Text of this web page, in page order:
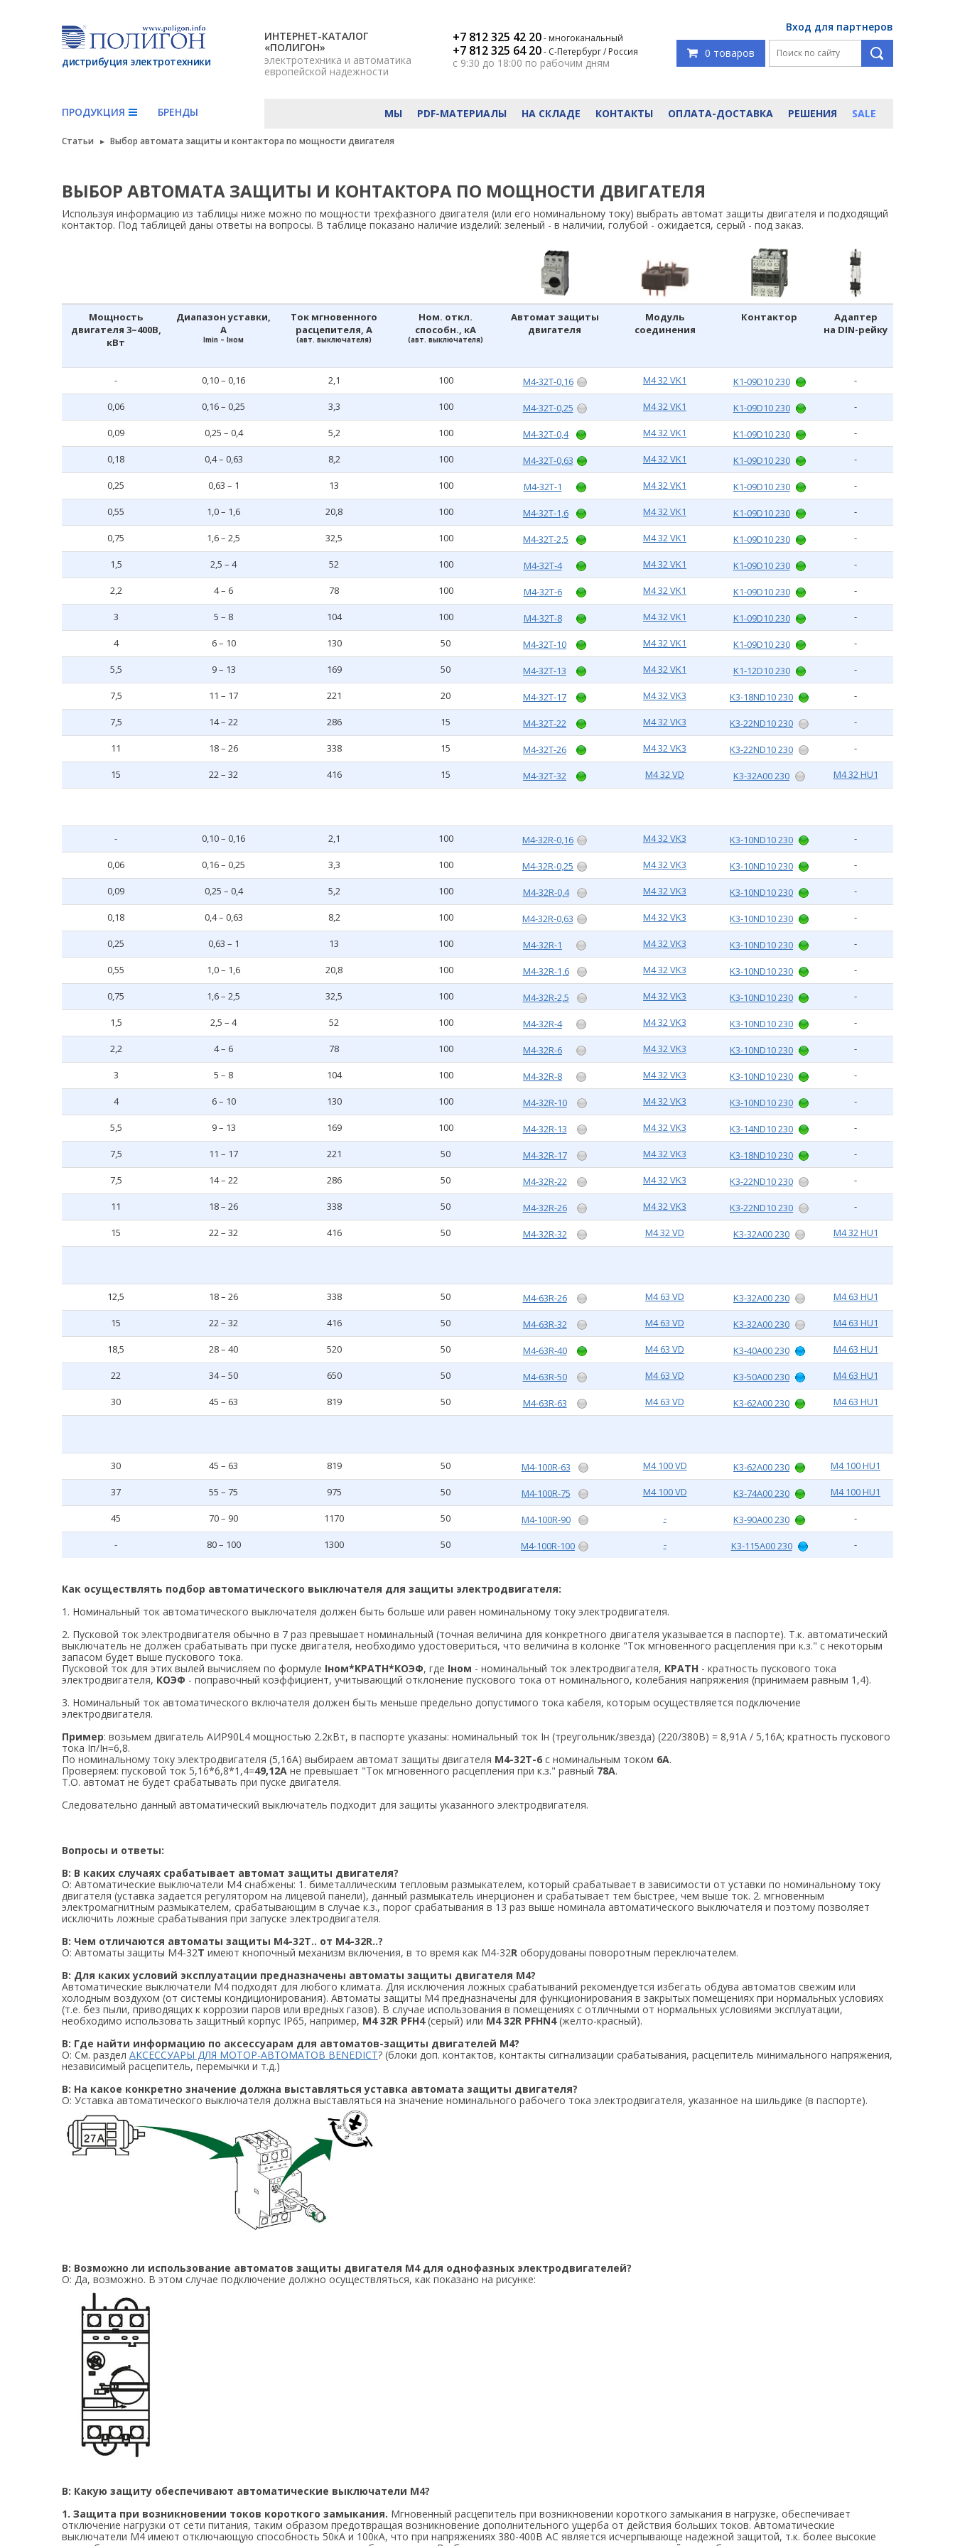
дистрибуция электротехники
ИНТЕРНЕТ-КАТАЛОГ
«ПОЛИГОН»
электротехника и автоматика
европейской надежности
+7 812 325 42 20- многоканальный
+7 812 325 64 20- С-Петербург / Россия
с 9:30 до 18:00 по рабочим дням
Вход для партнеров
0 товаров
ПРОДУКЦИЯ БРЕНДЫ МЫ PDF-МАТЕРИАЛЫ НА СКЛАДЕ КОНТАКТЫ ОПЛАТА-ДОСТАВКА РЕШЕНИЯ SALE
Статьи Выбор автомата защиты и контактора по мощности двигателя
ВЫБОР АВТОМАТА ЗАЩИТЫ И КОНТАКТОРА ПО МОЩНОСТИ ДВИГАТЕЛЯ
Используя информацию из таблицы ниже можно по мощности трехфазного двигателя (или его номинальному току) выбрать автомат защиты двигателя и подходящий
контактор. Под таблицей даны ответы на вопросы. В таблице показано наличие изделий: зеленый - в наличии, голубой - ожидается, серый - под заказ.
Мощность
двигателя 3~400В,
кВт
Диапазон уставки,
А
Imin – Iном
Ток мгновенного
расцепителя, А
(авт. выключателя)
Ном. откл.
способн., кА
(авт. выключателя)
Автомат защиты
двигателя
Модуль
соединения
Контактор
Адаптер
на DIN-рейку
- 0,10 – 0,16 2,1 100 M4-32T-0,16 M4 32 VK1 K1-09D10 230 -
0,06 0,16 – 0,25 3,3 100 M4-32T-0,25 M4 32 VK1 K1-09D10 230 -
0,09 0,25 – 0,4 5,2 100 M4-32T-0,4 M4 32 VK1 K1-09D10 230 -
0,18 0,4 – 0,63 8,2 100 M4-32T-0,63 M4 32 VK1 K1-09D10 230 -
0,25 0,63 – 1 13 100 M4-32T-1 M4 32 VK1 K1-09D10 230 -
0,55 1,0 – 1,6 20,8 100 M4-32T-1,6 M4 32 VK1 K1-09D10 230 -
0,75 1,6 – 2,5 32,5 100 M4-32T-2,5 M4 32 VK1 K1-09D10 230 -
1,5 2,5 – 4 52 100 M4-32T-4 M4 32 VK1 K1-09D10 230 -
2,2 4 – 6 78 100 M4-32T-6 M4 32 VK1 K1-09D10 230 -
3 5 – 8 104 100 M4-32T-8 M4 32 VK1 K1-09D10 230 -
4 6 – 10 130 50 M4-32T-10 M4 32 VK1 K1-09D10 230 -
5,5 9 – 13 169 50 M4-32T-13 M4 32 VK1 K1-12D10 230 -
7,5 11 – 17 221 20 M4-32T-17 M4 32 VK3 K3-18ND10 230 -
7,5 14 – 22 286 15 M4-32T-22 M4 32 VK3 K3-22ND10 230 -
11 18 – 26 338 15 M4-32T-26 M4 32 VK3 K3-22ND10 230 -
15 22 – 32 416 15 M4-32T-32 M4 32 VD K3-32A00 230 M4 32 HU1
- 0,10 – 0,16 2,1 100 M4-32R-0,16 M4 32 VK3 K3-10ND10 230 -
0,06 0,16 – 0,25 3,3 100 M4-32R-0,25 M4 32 VK3 K3-10ND10 230 -
0,09 0,25 – 0,4 5,2 100 M4-32R-0,4 M4 32 VK3 K3-10ND10 230 -
0,18 0,4 – 0,63 8,2 100 M4-32R-0,63 M4 32 VK3 K3-10ND10 230 -
0,25 0,63 – 1 13 100 M4-32R-1 M4 32 VK3 K3-10ND10 230 -
0,55 1,0 – 1,6 20,8 100 M4-32R-1,6 M4 32 VK3 K3-10ND10 230 -
0,75 1,6 – 2,5 32,5 100 M4-32R-2,5 M4 32 VK3 K3-10ND10 230 -
1,5 2,5 – 4 52 100 M4-32R-4 M4 32 VK3 K3-10ND10 230 -
2,2 4 – 6 78 100 M4-32R-6 M4 32 VK3 K3-10ND10 230 -
3 5 – 8 104 100 M4-32R-8 M4 32 VK3 K3-10ND10 230 -
4 6 – 10 130 100 M4-32R-10 M4 32 VK3 K3-10ND10 230 -
5,5 9 – 13 169 100 M4-32R-13 M4 32 VK3 K3-14ND10 230 -
7,5 11 – 17 221 50 M4-32R-17 M4 32 VK3 K3-18ND10 230 -
7,5 14 – 22 286 50 M4-32R-22 M4 32 VK3 K3-22ND10 230 -
11 18 – 26 338 50 M4-32R-26 M4 32 VK3 K3-22ND10 230 -
15 22 – 32 416 50 M4-32R-32 M4 32 VD K3-32A00 230 M4 32 HU1
12,5 18 – 26 338 50 M4-63R-26 M4 63 VD K3-32A00 230 M4 63 HU1
15 22 – 32 416 50 M4-63R-32 M4 63 VD K3-32A00 230 M4 63 HU1
18,5 28 – 40 520 50 M4-63R-40 M4 63 VD K3-40A00 230 M4 63 HU1
22 34 – 50 650 50 M4-63R-50 M4 63 VD K3-50A00 230 M4 63 HU1
30 45 – 63 819 50 M4-63R-63 M4 63 VD K3-62A00 230 M4 63 HU1
30 45 – 63 819 50 M4-100R-63 M4 100 VD K3-62A00 230 M4 100 HU1
37 55 – 75 975 50 M4-100R-75 M4 100 VD K3-74A00 230 M4 100 HU1
45 70 – 90 1170 50 M4-100R-90 - K3-90A00 230 -
- 80 – 100 1300 50 M4-100R-100 - K3-115A00 230 -
Как осуществлять подбор автоматического выключателя для защиты электродвигателя:
1. Номинальный ток автоматического выключателя должен быть больше или равен номинальному току электродвигателя.
2. Пусковой ток электродвигателя обычно в 7 раз превышает номинальный (точная величина для конкретного двигателя указывается в паспорте). Т.к. автоматический
выключатель не должен срабатывать при пуске двигателя, необходимо удостовериться, что величина в колонке "Ток мгновенного расцепления при к.з." с некоторым
запасом будет выше пускового тока.
Пусковой ток для этих вылей вычисляем по формуле Iном*KРАТН*КОЭФ, где Iном - номинальный ток электродвигателя, КРАТН - кратность пускового тока
электродвигателя, КОЭФ - поправочный коэффициент, учитывающий отклонение пускового тока от номинального, колебания напряжения (принимаем равным 1,4).
3. Номинальный ток автоматического включателя должен быть меньше предельно допустимого тока кабеля, которым осуществляется подключение
электродвигателя.
Пример: возьмем двигатель АИР90L4 мощностью 2.2кВт, в паспорте указаны: номинальный ток Iн (треугольник/звезда) (220/380В) = 8,91А / 5,16А; кратность пускового
тока Iп/Iн=6,8.
По номинальному току электродвигателя (5,16А) выбираем автомат защиты двигателя M4-32T-6 c номинальным током 6А.
Проверяем: пусковой ток 5,16*6,8*1,4=49,12А не превышает "Ток мгновенного расцепления при к.з." равный 78А.
Т.О. автомат не будет срабатывать при пуске двигателя.
Следовательно данный автоматический выключатель подходит для защиты указанного электродвигателя.
Вопросы и ответы:
В: В каких случаях срабатывает автомат защиты двигателя?
О: Автоматические выключатели M4 снабжены: 1. биметаллическим тепловым размыкателем, который срабатывает в зависимости от уставки по номинальному току
двигателя (уставка задается регулятором на лицевой панели), данный размыкатель инерционен и срабатывает тем быстрее, чем выше ток. 2. мгновенным
электромагнитным размыкателем, срабатывающим в случае к.з., порог срабатывания в 13 раз выше номинала автоматического выключателя и поэтому позволяет
исключить ложные срабатывания при запуске электродвигателя.
В: Чем отличаются автоматы защиты M4-32T.. от M4-32R..?
О: Автоматы защиты M4-32T имеют кнопочный механизм включения, в то время как M4-32R оборудованы поворотным переключателем.
В: Для каких условий эксплуатации предназначены автоматы защиты двигателя M4?
Автоматические выключатели M4 подходят для любого климата. Для исключения ложных срабатываний рекомендуется избегать обдува автоматов свежим или
холодным воздухом (от системы кондиционирования). Автоматы защиты M4 предназначены для функционирования в закрытых помещениях при нормальных условиях
(т.е. без пыли, приводящих к коррозии паров или вредных газов). В случае использования в помещениях с отличными от нормальных условиями эксплуатации,
необходимо использовать защитный корпус IP65, например, M4 32R PFH4(серый) или M4 32R PFHN4(желто-красный).
В: Где найти информацию по аксессуарам для автоматов-защиты двигателей M4?
О: См. раздел АКСЕССУАРЫ ДЛЯ МОТОР-АВТОМАТОВ BENEDICT? (блоки доп. контактов, контакты сигнализации срабатывания, расцепитель минимального напряжения,
независимый расцепитель, перемычки и т.д.)
В: На какое конкретно значение должна выставляться уставка автомата защиты двигателя?
О: Уставка автоматического выключателя должна выставляться на значение номинального рабочего тока электродвигателя, указанное на шильдике (в паспорте).
В: Возможно ли использование автоматов защиты двигателя M4 для однофазных электродвигателей?
О: Да, возможно. В этом случае подключение должно осуществляться, как показано на рисунке:
В: Какую защиту обеспечивают автоматические выключатели M4?
1. Защита при возникновении токов короткого замыкания. Мгновенный расцепитель при возникновении короткого замыкания в нагрузке, обеспечивает
отключение нагрузки от сети питания, таким образом предотвращая возникновение дополнительного ущерба от действия больших токов. Автоматические
выключатели M4 имеют отключающую способность 50кА и 100кА, что при напряжениях 380-400В AC является исчерпывающе надежной защитой, т.к. более высокие